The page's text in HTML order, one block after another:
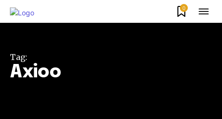
0
Tag:
Axioo